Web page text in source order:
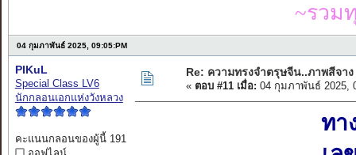
~รวม
04 กุมภาพันธ์ 2025, 09:05:PM
PIKuL
Special Class LV6
นักกลอนเอกแห่งวังหลวง
คะแนนกลอนของผู้นี้ 191
Re: ความทรงจำตรุษจีน..ภาพสีจาง
« ตอบ #11 เมื่อ: 04 กุมภาพันธ์ 2025,
ทา